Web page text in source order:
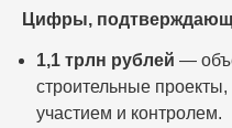
Цифры,
1,1 трлн рублей —
строительные
участием и контролем.